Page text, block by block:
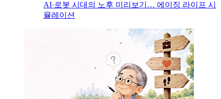
AI·로봇 시대의 노후 미리보기… 에이징 라이프 시
뮬레이션